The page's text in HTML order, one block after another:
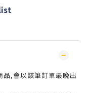
,會以該筆訂單最晚出